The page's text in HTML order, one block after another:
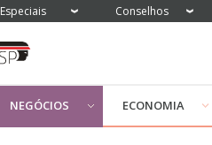
Especiais Conselhos
NEGÓCIOS ECONOMIA